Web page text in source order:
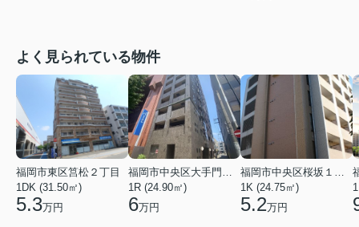
よく見られている物件
福岡市東区筥松２丁目
1DK (31.50㎡)
5.3万円
1R (24.90㎡)
6万円
1K (24.75㎡)
5.2万円